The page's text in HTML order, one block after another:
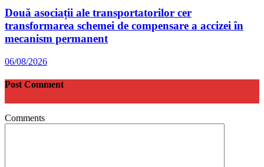
Două asociații ale transportatorilor cer
transformarea schemei de compensare a accizei în
mecanism permanent
06/08/2026
Post Comment
Comments